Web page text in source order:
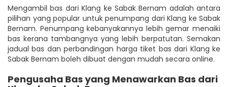
Mengambil bas dari Klang ke Sabak Bernam adalah antara
pilihan yang popular untuk penumpang dari Klang ke Sabak
Bernam. Penumpang kebanyakannya lebih gemar menaiki
bas kerana tambangnya yang lebih berpatutan. Semakan
jadual bas dan perbandingan harga tiket bas dari Klang ke
Sabak Bernam boleh dibuat dengan mudah secara online.
Pengusaha Bas yang Menawarkan Bas dari